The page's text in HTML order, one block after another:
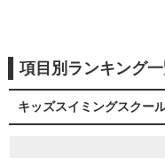
項目別ランキング
キッズスイミングスクー